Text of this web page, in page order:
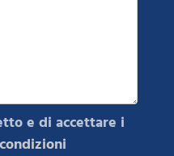
e di accettare i